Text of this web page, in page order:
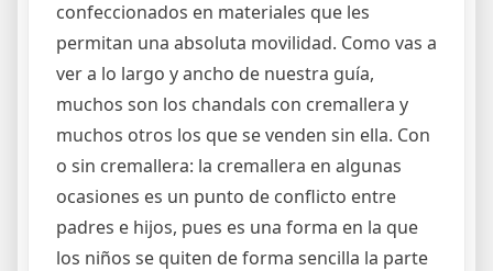
confeccionados en materiales que les
permitan una absoluta movilidad. Como vas a
ver a lo largo y ancho de nuestra guía,
muchos son los chandals con cremallera y
muchos otros los que se venden sin ella. Con
o sin cremallera: la cremallera en algunas
ocasiones es un punto de conflicto entre
padres e hijos, pues es una forma en la que
los niños se quiten de forma sencilla la parte